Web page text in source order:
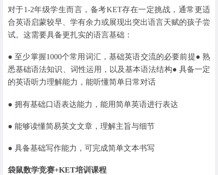
对于1-2年级学生而言，备考KET存在一定挑战，通常更适
合英语启蒙较早、学有余力或展现出突出语言天赋的孩子尝
试。这需要具备更扎实的语言基础：
● 至少掌握1000个常用词汇，基础英语交流的必要前提● 熟
悉基础语法知识、词性运用，以及基本语法结构● 具备一定
的英语听力理解能力，能听懂简单日常对话
● 拥有基础口语表达能力，能用简单英语进行表达
● 能够读懂简易英文文章，理解主旨与细节
● 具备基础写作能力，可完成简单文本书写
袋鼠数学竞赛+KET培训课程